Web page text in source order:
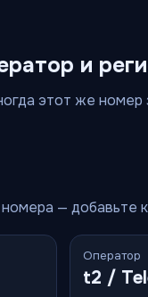
и
этот же номер
— добавьте
Оператор
t2 /